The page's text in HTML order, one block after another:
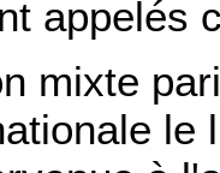
appelés
mixte
le